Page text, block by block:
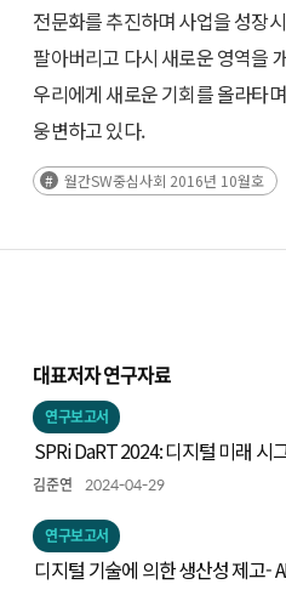
전문화를 추진하며 사업을 성장
팔아버리고 다시 새로운 영역을
우리에게 새로운 기회를 올라타
웅변하고 있다.
월간SW중심사회 2016년 10월호
대표저자 연구자료
연구보고서
SPRi DaRT 2024: 디지털 미래 시
김준연 2024-04-29
연구보고서
디지털 기술에 의한 생산성 제고-